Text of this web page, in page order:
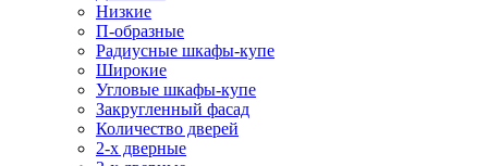
Низкие
П-образные
Радиусные шкафы-купе
Широкие
Угловые шкафы-купе
Закругленный фасад
Количество дверей
2-х дверные